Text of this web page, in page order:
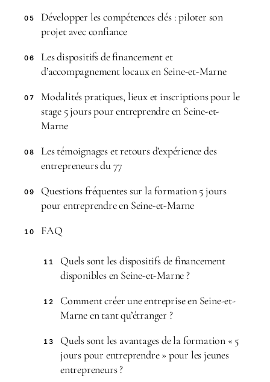
05
Développer les compétences clés : piloter son
projet avec confiance
06
Les dispositifs de financement et
d’accompagnement locaux en Seine-et-Marne
07
Modalités pratiques, lieux et inscriptions pour le
stage 5 jours pour entreprendre en Seine-et-
Marne
08
Les témoignages et retours d’expérience des
entrepreneurs du 77
09
Questions fréquentes sur la formation 5 jours
pour entreprendre en Seine-et-Marne
10 FAQ
11
Quels sont les dispositifs de financement
disponibles en Seine-et-Marne ?
12
Comment créer une entreprise en Seine-et-
Marne en tant qu’étranger ?
13
Quels sont les avantages de la formation « 5
jours pour entreprendre » pour les jeunes
entrepreneurs ?